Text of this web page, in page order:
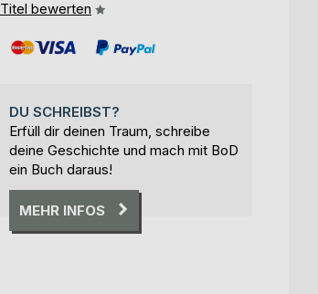
Titel bewerten
DU SCHREIBST?
Erfüll dir deinen Traum, schreibe
deine Geschichte und mach mit BoD
ein Buch daraus!
MEHR INFOS